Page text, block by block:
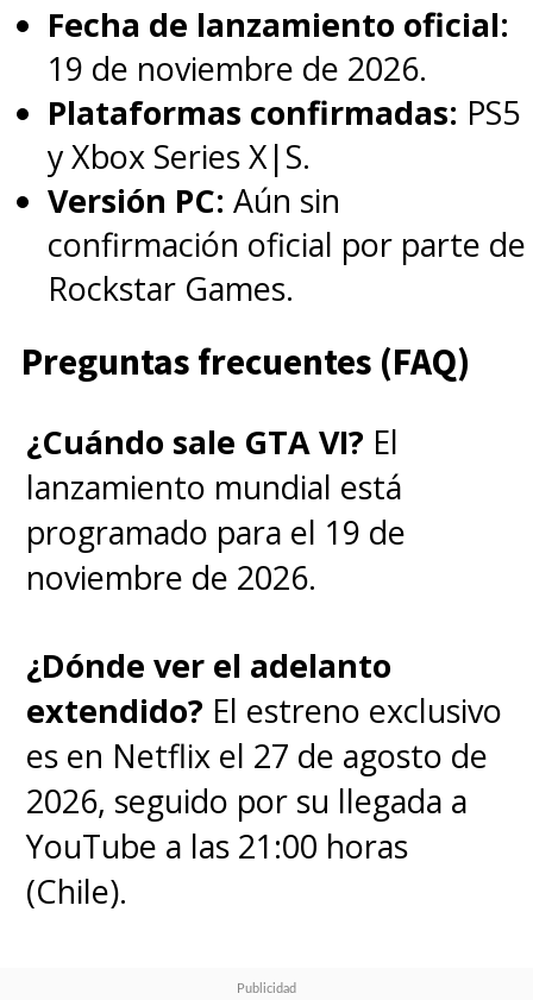
Fecha de lanzamiento oficial:
19 de noviembre de 2026.
Plataformas confirmadas: PS5
y Xbox Series X|S.
Versión PC: Aún sin
confirmación oficial por parte de
Rockstar Games.
Preguntas frecuentes (FAQ)
¿Cuándo sale GTA VI? El
lanzamiento mundial está
programado para el 19 de
noviembre de 2026.
¿Dónde ver el adelanto
extendido? El estreno exclusivo
es en Netflix el 27 de agosto de
2026, seguido por su llegada a
YouTube a las 21:00 horas
(Chile).